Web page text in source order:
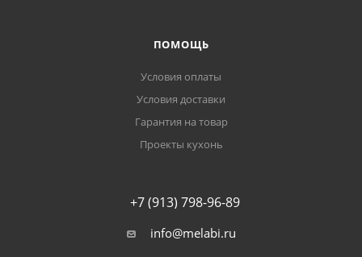
ПОМОЩЬ
Условия оплаты
Условия доставки
Гарантия на товар
Проекты кухонь
+7 (913) 798-96-89
info@melabi.ru